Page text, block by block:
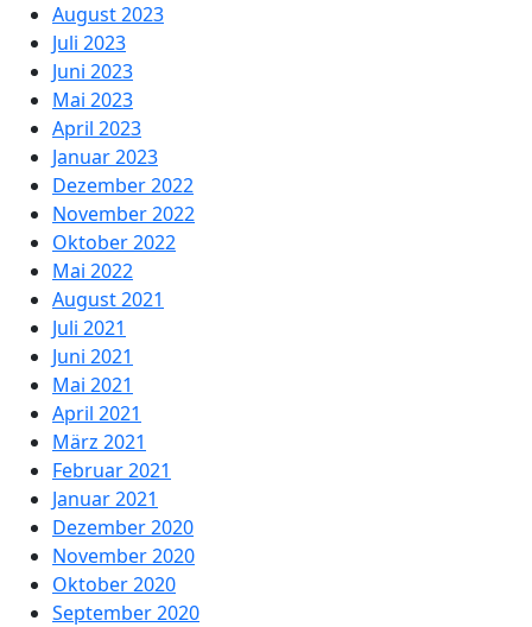
August 2023
Juli 2023
Juni 2023
Mai 2023
April 2023
Januar 2023
Dezember 2022
November 2022
Oktober 2022
Mai 2022
August 2021
Juli 2021
Juni 2021
Mai 2021
April 2021
März 2021
Februar 2021
Januar 2021
Dezember 2020
November 2020
Oktober 2020
September 2020